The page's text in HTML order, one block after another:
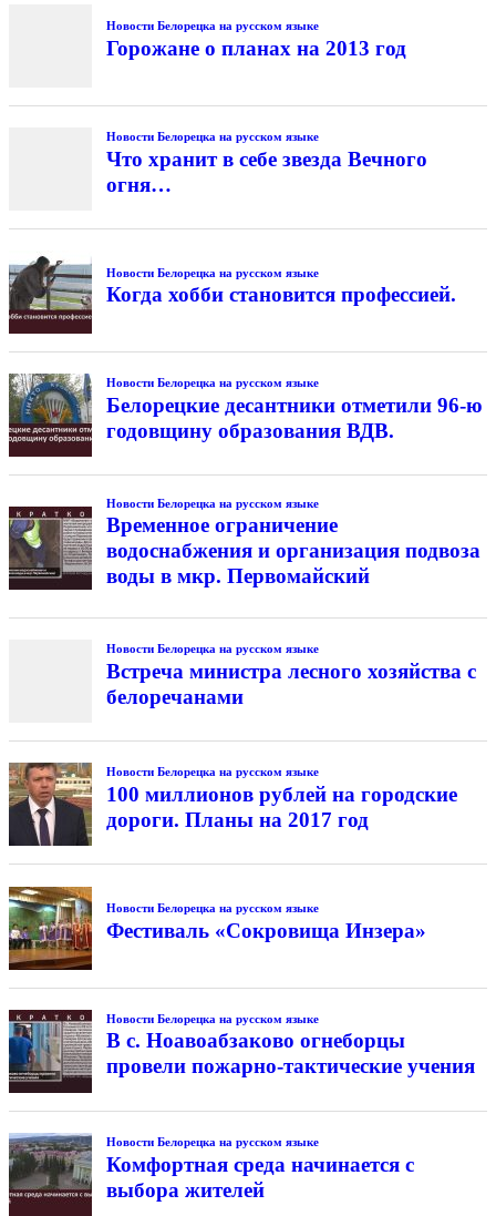
Новости Белорецка на русском языке
Горожане о планах на 2013 год
Новости Белорецка на русском языке
Что хранит в себе звезда Вечного
огня…
Новости Белорецка на русском языке
Когда хобби становится профессией.
Новости Белорецка на русском языке
Белорецкие десантники отметили 96-ю
годовщину образования ВДВ.
Новости Белорецка на русском языке
Временное ограничение
водоснабжения и организация подвоза
воды в мкр. Первомайский
Новости Белорецка на русском языке
Встреча министра лесного хозяйства с
белоречанами
Новости Белорецка на русском языке
100 миллионов рублей на городские
дороги. Планы на 2017 год
Новости Белорецка на русском языке
Фестиваль «Сокровища Инзера»
Новости Белорецка на русском языке
В с. Ноавоабзаково огнеборцы
провели пожарно-тактические учения
Новости Белорецка на русском языке
Комфортная среда начинается с
выбора жителей